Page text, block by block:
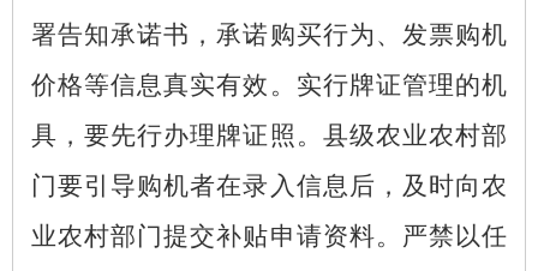
署告知承诺书，承诺购买行为、发票购机
价格等信息真实有效。实行牌证管理的机
具，要先行办理牌证照。县级农业农村部
门要引导购机者在录入信息后，及时向农
业农村部门提交补贴申请资料。严禁以任